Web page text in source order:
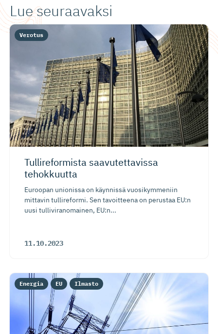
Lue seuraavaksi
Tullireformista saavutettavissa
tehokkuutta
Euroopan unionissa on käynnissä vuosikymmeniin
mittavin tullireformi. Sen tavoitteena on perustaa EU:n
uusi tulliviranomainen, EU:n...
11.10.2023
Verotus
Energia EU Ilmasto